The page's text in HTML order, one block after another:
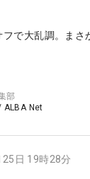
で大乱調。まさ
部
ALBA Net
日 19時28分